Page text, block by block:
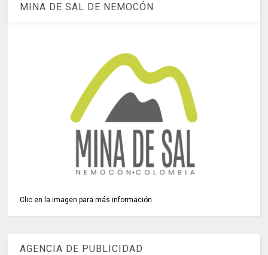
MINA DE SAL DE NEMOCÓN
Clic en la imagen para más información
AGENCIA DE PUBLICIDAD